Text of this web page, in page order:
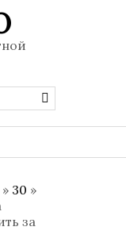
» 30 »
за